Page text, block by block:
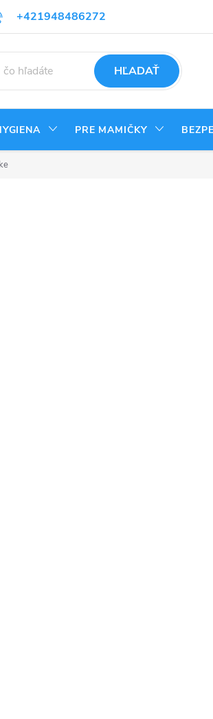
+421948486272
Kontakty Odstúpenie od zmluvy -
HĽADAŤ
PRE MAMIČKY